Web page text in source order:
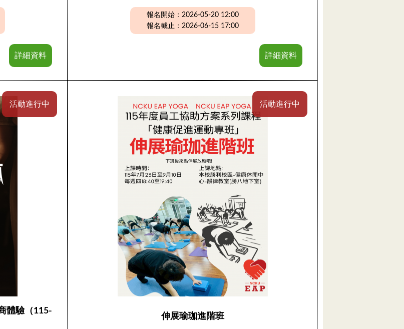
詳細資料
報名開始：2026-05-20 12:00
報名截止：2026-06-15 17:00
詳細資料
活動進行中
體驗（115-
活動進行中
伸展瑜珈進階班